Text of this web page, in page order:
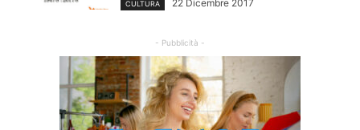
CULTURA 22 Dicembre 2017
- Pubblicità -